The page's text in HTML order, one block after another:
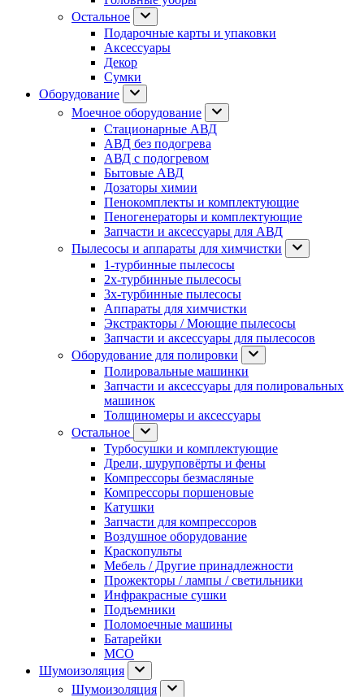
Остальное
Подарочные карты и упаковки
Аксессуары
Декор
Сумки
Оборудование
Моечное оборудование
Стационарные АВД
АВД без подогрева
АВД с подогревом
Бытовые АВД
Дозаторы химии
Пенокомплекты и комплектующие
Пеногенераторы и комплектующие
Запчасти и аксессуары для АВД
Пылесосы и аппараты для химчистки
1-турбинные пылесосы
2х-турбинные пылесосы
3х-турбинные пылесосы
Аппараты для химчистки
Экстракторы / Моющие пылесосы
Запчасти и аксессуары для пылесосов
Оборудование для полировки
Полировальные машинки
Запчасти и аксессуары для полировальных
машинок
Толщиномеры и аксессуары
Остальное
Турбосушки и комплектующие
Дрели, шуруповёрты и фены
Компрессоры безмасляные
Компрессоры поршеновые
Катушки
Запчасти для компрессоров
Воздушное оборудование
Краскопульты
Мебель / Другие принадлежности
Прожекторы / лампы / светильники
Инфракрасные сушки
Подъемники
Поломоечные машины
Батарейки
МСО
Шумоизоляция
Шумоизоляция